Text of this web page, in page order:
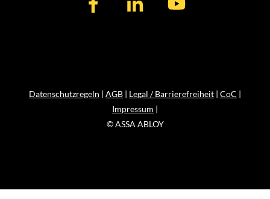
Datenschutzregeln | AGB | Legal / Barrierefreiheit | CoC |
Impressum |
© ASSA ABLOY